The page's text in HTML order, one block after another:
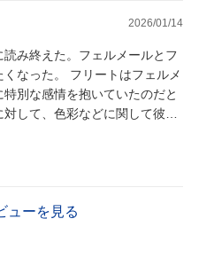
2026/01/14
み終えた。フェルメールとフ
なった。 フリートはフェルメ
別な感情を抱いていたのだと
して、色彩などに関して彼女
メイドではなく...
ューを見る